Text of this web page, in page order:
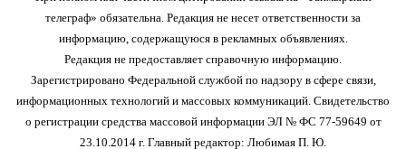
телеграф» обязательна. Редакция не несет ответственности за
информацию, содержащуюся в рекламных объявлениях.
Редакция не предоставляет справочную информацию.
Зарегистрировано Федеральной службой по надзору в сфере связи,
информационных технологий и массовых коммуникаций. Свидетельство
о регистрации средства массовой информации ЭЛ № ФС 77-59649 от
23.10.2014 г. Главный редактор: Любимая П. Ю.